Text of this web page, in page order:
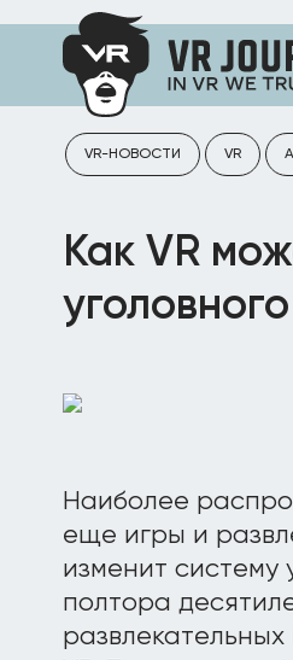
VR-НОВОСТИ VR
Как VR
Наиболее
еще игры и
изменит систему
полтора